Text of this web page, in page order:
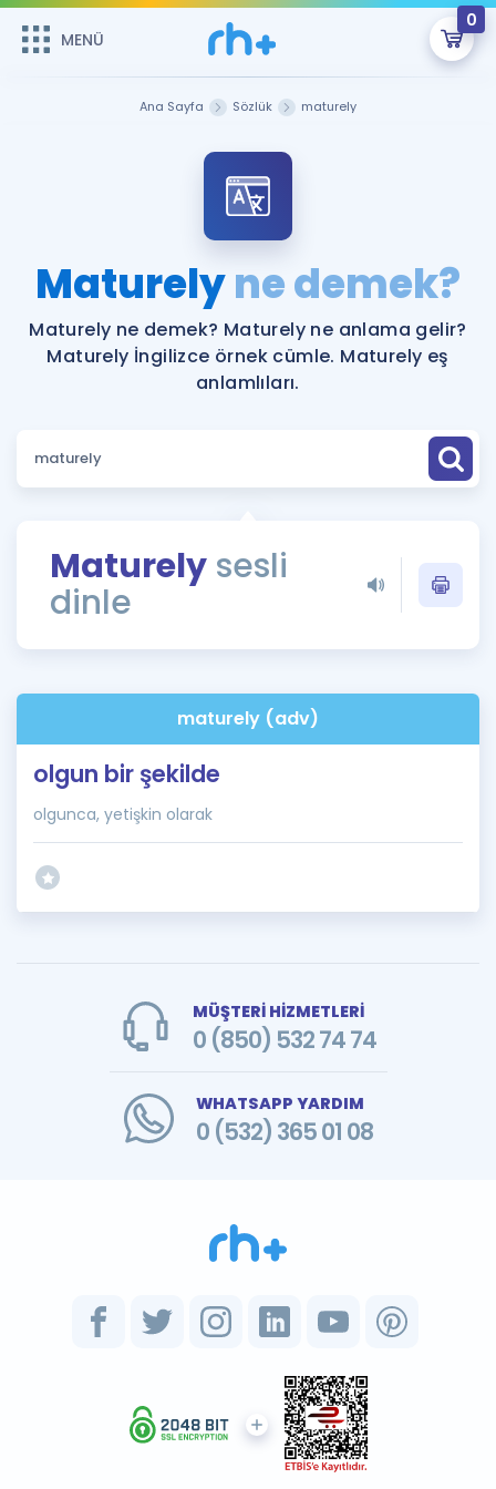
MENÜ
0
Şifremi Hatırlamıyorum
ÜYE DEĞİLİM
Sepetin Şu An Boş.
Remzi Hoca ile seni sınava hazırlayacak onlarca eğitim seni
bekliyor!
MENÜ
Katılımcı Görüşleri
Faydalı Araçlar
Sözlük
Rehberlik Aracı
ÖSYM Sınav Takvimi
İngilizce Gramer
Hakkımızda
Ana Sayfa Sözlük maturely
Maturelyne demek?
Maturely ne demek? Maturely ne anlama gelir?
Maturely İngilizce örnek cümle. Maturely eş
anlamlıları.
Maturely sesli
dinle
maturely (adv)
olgun bir şekilde
olgunca, yetişkin olarak
MÜŞTERİ HİZMETLERİ
0 (850) 532 74 74
WHATSAPP YARDIM
0 (532) 365 01 08